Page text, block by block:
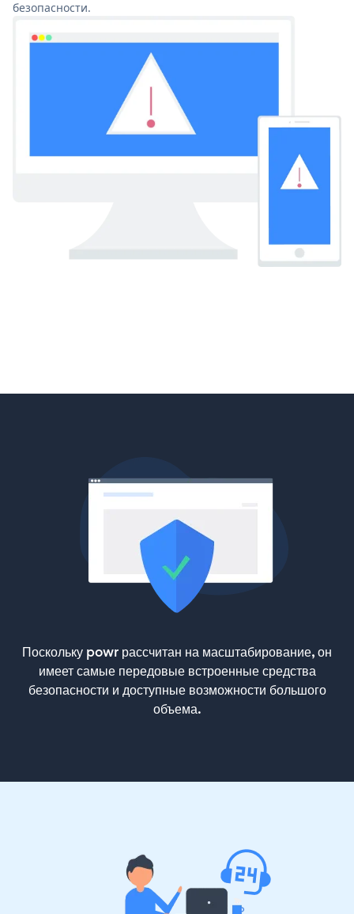
безопасности.
Поскольку powr рассчитан на масштабирование, он
имеет самые передовые встроенные средства
безопасности и доступные возможности большого
объема.